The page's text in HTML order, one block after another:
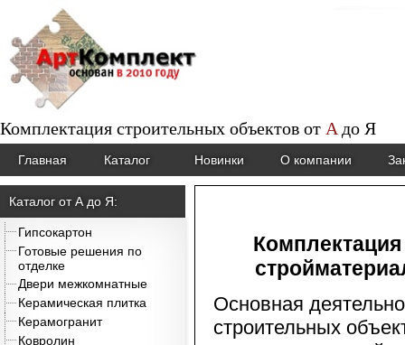
Комплектация строительных объектов от Aдо Я
Главная Каталог Новинки О компании
Каталог от А до Я:
Гипсокартон
Готовые решения по
отделке
Двери межкомнатные
Керамическая плитка
Керамогранит
Ковролин
Основная
строительных